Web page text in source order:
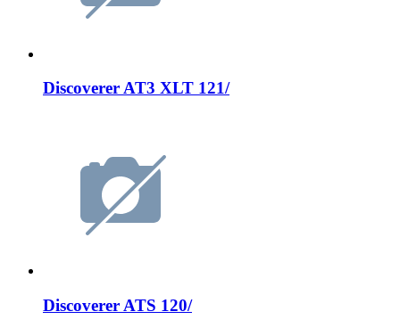
Discoverer AT3 XLT 121/
Discoverer ATS 120/